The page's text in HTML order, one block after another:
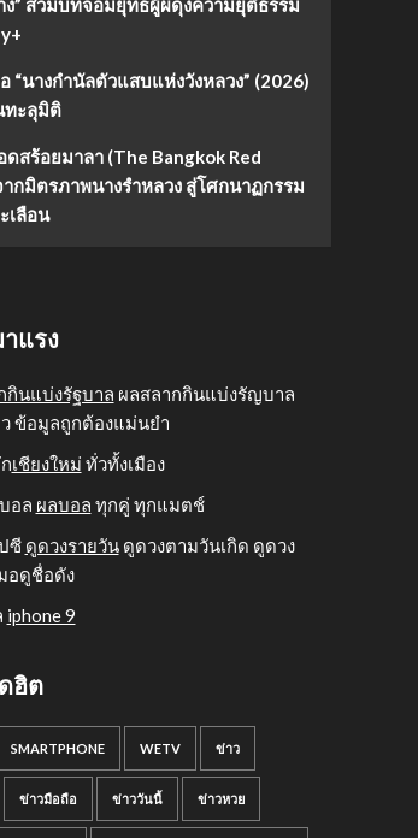
ง” สวมบทจอมยุทธผู้ผดุงความยุติธรรม
อ “นางกำนัลตัวแสบแห่งวังหลวง” (2026)
ทะลุมิติ
ดสร้อยมาลา (The Bangkok Red
ากมิตรภาพนางรำหลวง สู่โศกนาฏกรรม
เลือน
แรง
กินแบ่งรัฐบาล ผลสลากกินแบ่งรัญบาล
ว ข้อมูลถูกต้องแม่นยำ
เชียงใหม่ ทั่วทั้งเมือง
อล ผลบอล ทุกคู่ ทุกแมตช์
ซี ดูดวงรายวันดูดวงตามวันเกิด ดูดวง
อดูชื่อดัง
iphone 9
ฮิต
SMARTPHONE WETV ข่าว
ข่าวมือถือ ข่าววันนี้ ข่าวหวย